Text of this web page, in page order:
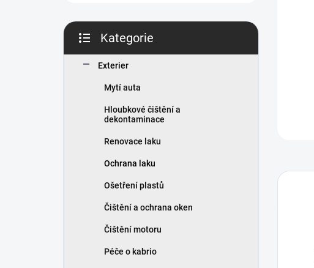
p
n
kategorie
Kategorie
Exterier
Mytí auta
Hloubkové čištění a
dekontaminace
Renovace laku
Ochrana laku
Ošetření plastů
Čištění a ochrana oken
Čištění motoru
Péče o kabrio